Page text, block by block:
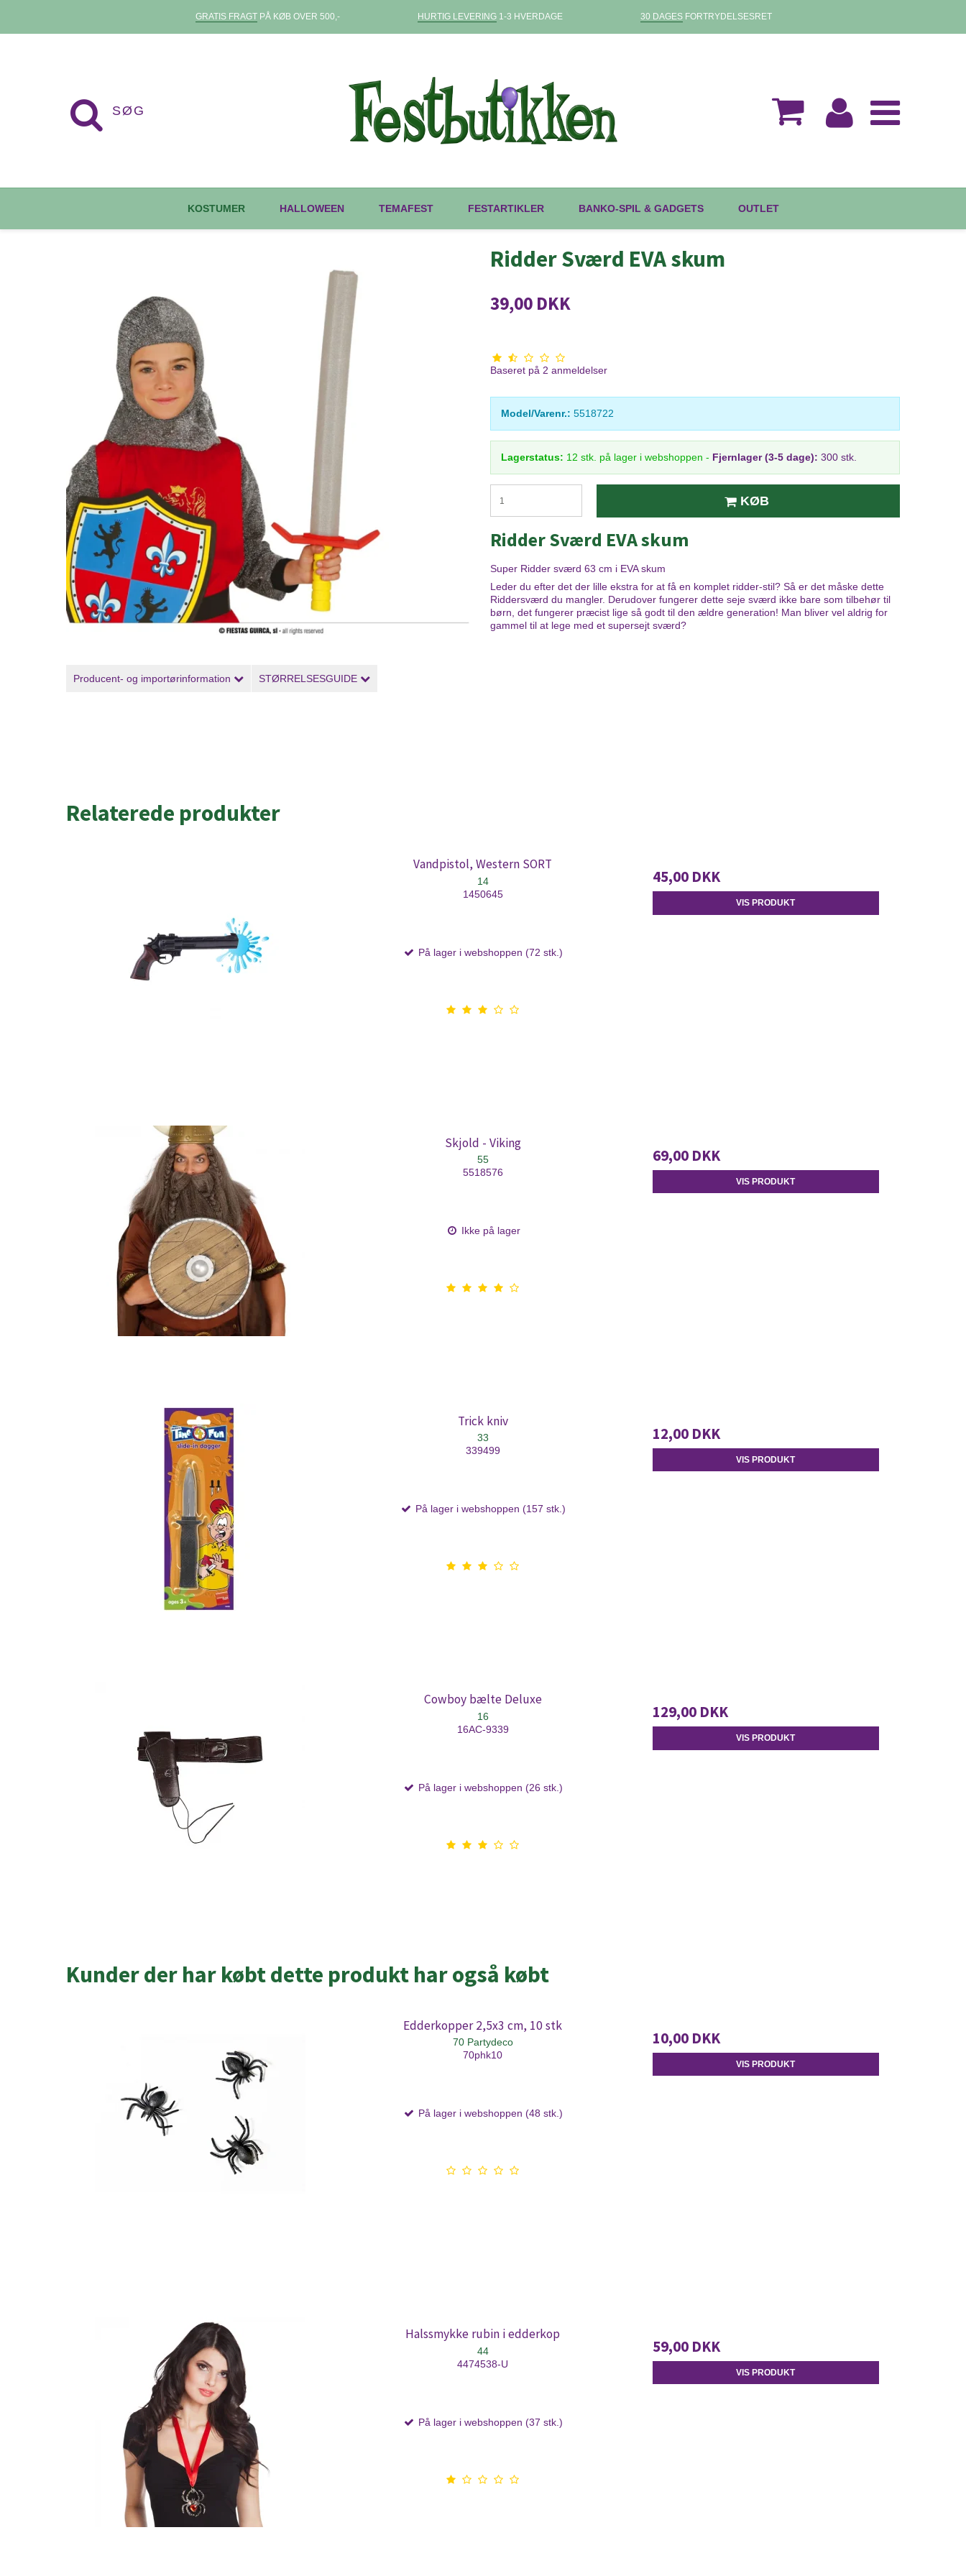
GRATIS FRAGTPÅ KØB OVER 500,- HURTIG LEVERING1-3 HVERDAGE 30 DAGESFORTRYDELSESRET
KOSTUMER HALLOWEEN TEMAFEST FESTARTIKLER BANKO-SPIL & GADGETS OUTLET
Producent- og importørinformation STØRRELSESGUIDE
Ridder Sværd EVA skum
39,00 DKK
Baseret på 2 anmeldelser
Model/Varenr.: 5518722
Lagerstatus: 12 stk. på lager i webshoppen - Fjernlager (3-5 dage): 300 stk.
KØB
Ridder Sværd EVA skum
Super Ridder sværd 63 cm i EVA skum
Leder du efter det der lille ekstra for at få en komplet ridder-stil? Så er det måske dette
Riddersværd du mangler. Derudover fungerer dette seje sværd ikke bare som tilbehør til
børn, det fungerer præcist lige så godt til den ældre generation! Man bliver vel aldrig for
gammel til at lege med et supersejt sværd?
Relaterede produkter
Vandpistol, Western SORT
14
1450645
På lager i webshoppen (72 stk.)
45,00 DKK
VIS PRODUKT
Skjold - Viking
55
5518576
Ikke på lager
69,00 DKK
VIS PRODUKT
Trick kniv
33
339499
På lager i webshoppen (157 stk.)
12,00 DKK
VIS PRODUKT
Cowboy bælte Deluxe
16
16AC-9339
På lager i webshoppen (26 stk.)
129,00 DKK
VIS PRODUKT
Kunder der har købt dette produkt har også købt
Edderkopper 2,5x3 cm, 10 stk
70 Partydeco
70phk10
På lager i webshoppen (48 stk.)
10,00 DKK
VIS PRODUKT
Halssmykke rubin i edderkop
44
4474538-U
På lager i webshoppen (37 stk.)
59,00 DKK
VIS PRODUKT